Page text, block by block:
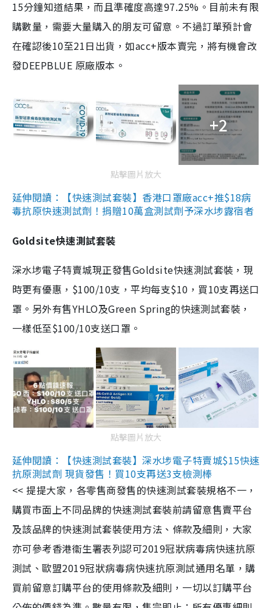
15分鐘知道結果，而且準確度高達97.25%。目前未有限
購數量，需要大量購入的朋友可留意。不過訂單預計會
在確認後10至21日出貨，如acc+版本賣完，將有機會改
發DEEPBLUE 原廠版本。
+2
點擊圖片放大
延伸閱讀：【快速測試套裝】香港口罩廠acc+推$18病
毒抗原快速測試劑！捐贈10萬盒測試劑予深水埗露宿者
Goldsite快速測試套裝
深水埗電子特賣城現正發售Goldsite快速測試套裝，現
時更有優惠，$100/10支，平均每支$10，買10支再送口
罩。另外有售YHLO及Green Spring的快速測試套裝，
一樣低至$100/10支送口罩。
點擊圖片放大
延伸閱讀：【快速測試套裝】深水埗電子特賣城$15快速
抗原測試劑 現貨發售！買10支再送3支檢測棒
<< 提提大家，各零售商發售的快速測試套裝規格不一，
購買市面上不同品牌的快速測試套裝前請留意售賣平台
及該品牌的快速測試套裝使用方法、條款及細則，大家
亦可參考香港衞生署表列認可2019冠狀病毒病快速抗原
測試、歐盟2019冠狀病毒病快速抗原測試通用名單，購
買前留意訂購平台的使用條款及細則，一切以訂購平台